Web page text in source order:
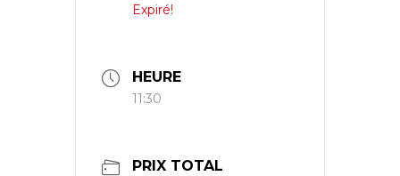
Expiré!
HEURE
11:30
PRIX TOTAL